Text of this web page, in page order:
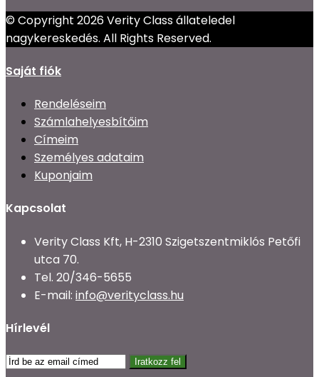
© Copyright 2026 Verity Class állateledel
nagykereskedés. All Rights Reserved.
Saját fiók
Rendeléseim
Számlahelyesbítőim
Címeim
Személyes adataim
Kuponjaim
Kapcsolat
Verity Class Kft, H-2310 Szigetszentmiklós Petőfi
utca 70.
Tel. 20/346-5655
E-mail: info@verityclass.hu
Hírlevél
Iratkozz fel